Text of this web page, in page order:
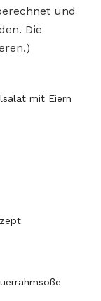
und
Die
mit Eiern